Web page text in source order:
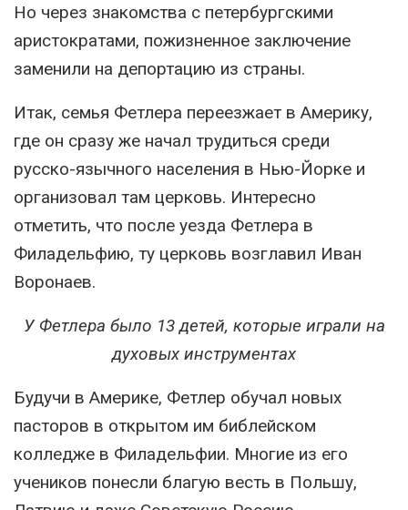
Но через знакомства с петербургскими
аристократами, пожизненное заключение
заменили на депортацию из страны.
Итак, семья Фетлера переезжает в Америку,
где он сразу же начал трудиться среди
русско-язычного населения в Нью-Йорке и
организовал там церковь. Интересно
отметить, что после уезда Фетлера в
Филадельфию, ту церковь возглавил Иван
Воронаев.
У Фетлера было 13 детей, которые играли на
духовых инструментах
Будучи в Америке, Фетлер обучал новых
пасторов в открытом им библейском
колледже в Филадельфии. Многие из его
учеников понесли благую весть в Польшу,